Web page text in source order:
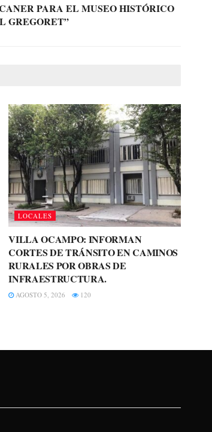
PARA EL MUSEO HISTÓRICO
GREGORET”
LOCALES
VILLA OCAMPO: INFORMAN
CORTES DE TRÁNSITO EN CAMINOS
RURALES POR OBRAS DE
INFRAESTRUCTURA.
AGOSTO 5, 2026 120